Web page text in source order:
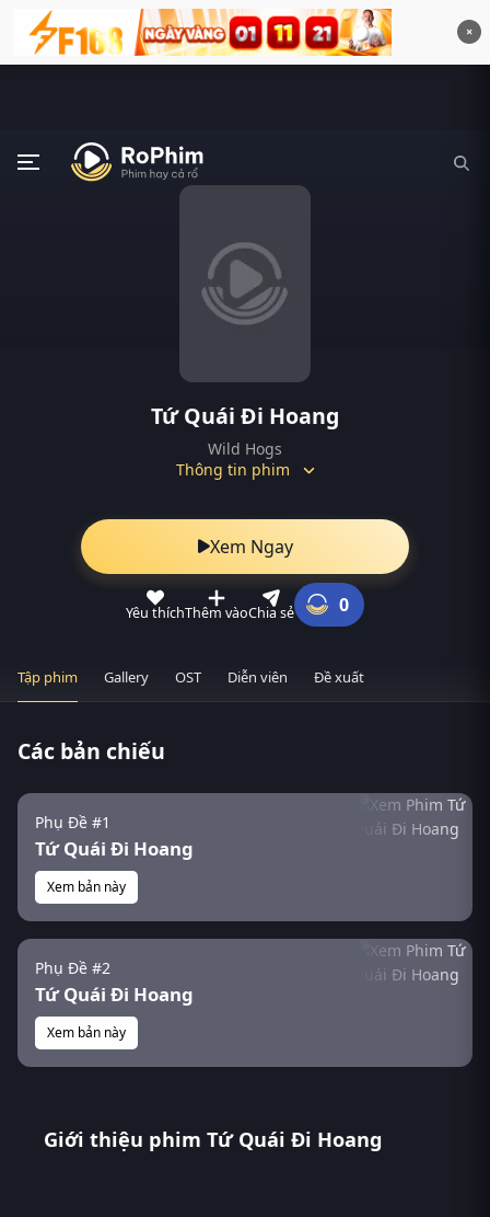
×
Tứ Quái Đi Hoang
Wild Hogs
Thông tin phim
Xem Ngay
Yêu thíchThêm vàoChia sẻ 0
Tập phim Gallery OST Diễn viên Đề xuất
Các bản chiếu
Phụ Đề #1
Tứ Quái Đi Hoang
Xem bản này
Phụ Đề #2
Tứ Quái Đi Hoang
Xem bản này
Giới thiệu phim Tứ Quái Đi Hoang